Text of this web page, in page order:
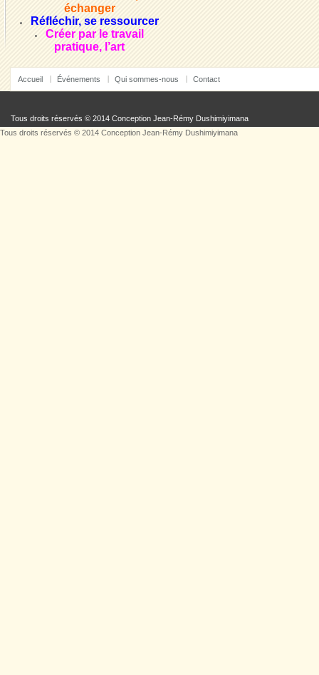
échanger
Réfléchir, se ressourcer
Créer par le travail
pratique, l’art
Accueil Événements Qui sommes-nous Contact
Tous droits réservés © 2014 Conception Jean-Rémy Dushimiyimana
Tous droits réservés © 2014 Conception Jean-Rémy Dushimiyimana